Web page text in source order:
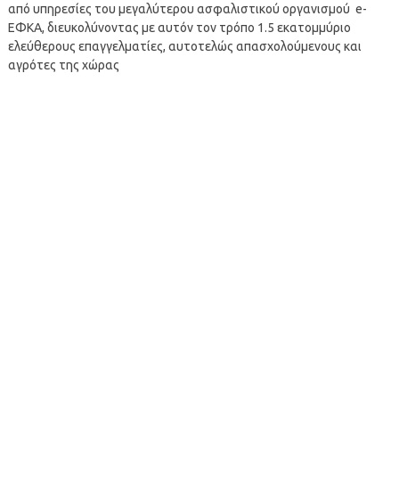
από υπηρεσίες του μεγαλύτερου ασφαλιστικού οργανισμού e-
ΕΦΚΑ, διευκολύνοντας με αυτόν τον τρόπο 1.5 εκατομμύριο
ελεύθερους επαγγελματίες, αυτοτελώς απασχολούμενους και
αγρότες της χώρας